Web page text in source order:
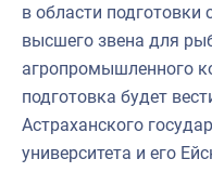
в области подготовки
высшего звена для
агропромышленного
подготовка будет
Астраханского
университета и его